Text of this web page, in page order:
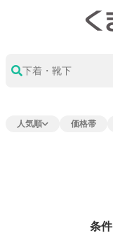
下着・靴下
人気順 価格帯
条